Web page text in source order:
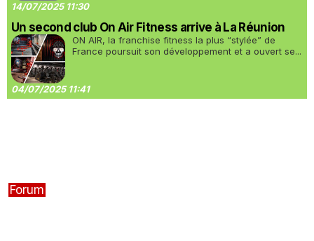
14/07/2025 11:30
Un second club On Air Fitness arrive à La Réunion
ON AIR, la franchise fitness la plus “stylée” de
France poursuit son développement et a ouvert se...
04/07/2025 11:41
Forum